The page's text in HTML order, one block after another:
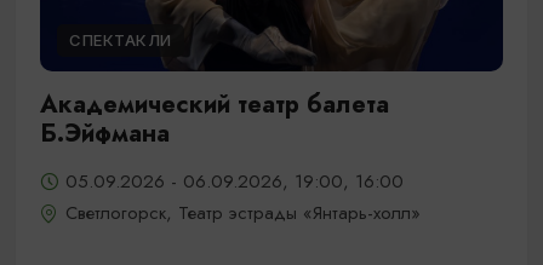
СПЕКТАКЛИ
Академический театр балета
Б.Эйфмана
05.09.2026 - 06.09.2026, 19:00, 16:00
Светлогорск, Театр эстрады «Янтарь-холл»